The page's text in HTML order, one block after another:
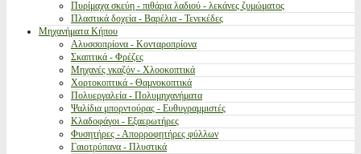
Πυρίμαχα σκεύη - πιθάρια λαδιού - λεκάνες ζυμώματος
Πλαστικά δοχεία - Βαρέλια - Τενεκέδες
Μηχανήματα Κήπου
Αλυσσοπρίονα - Κονταροπρίονα
Σκαπτικά - Φρέζες
Μηχανές γκαζόν - Χλοοκοπτικά
Χορτοκοπτικά - Θαμνοκοπτικά
Πολυεργαλεία - Πολυμηχανήματα
Ψαλίδια μπορντούρας - Ευθυγραμμιστές
Κλαδοφάγοι - Εξαερωτήρες
Φυσητήρες - Απορροφητήρες φύλλων
Γαιοτρύπανα - Πλυστικά